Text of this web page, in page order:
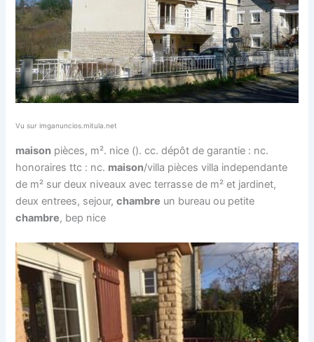
Vu sur imganuncios.mitula.net
maison pièces, m². nice (). cc. dépôt de garantie : nc.
honoraires ttc : nc. maison/villa pièces villa independante
de m² sur deux niveaux avec terrasse de m² et jardinet,
deux entrees, sejour,chambre un bureau ou petite
chambre, bep nice